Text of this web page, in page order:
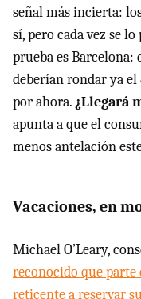
señal más incierta:
sí, pero cada vez se
prueba es Barcelona:
deberían rondar ya el
por ahora.¿Llegará
apunta a que el
menos antelación
Vacaciones, en
Michael O’Leary,
reconocido que parte
reticente a reservar